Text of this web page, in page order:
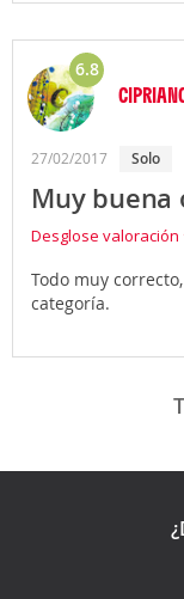
6.8
27/02/2017 solo
Muy buena
Desglose valoración
Todo muy
categoría.